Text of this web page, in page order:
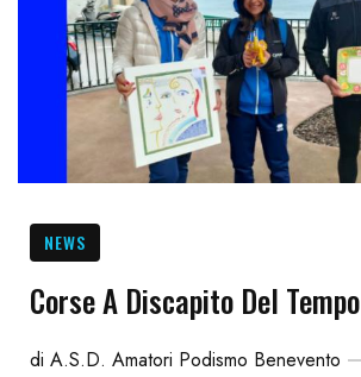
NEWS
Corse A Discapito Del Tempo
di A.S.D. Amatori Podismo Benevento